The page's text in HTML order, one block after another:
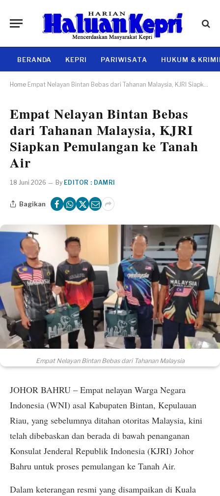
BERANDA KEPRI PARIWISATA HUKUM &
Home Empat Nelayan Bintan Bebas dari Tahanan Malaysia, KJRI Siapkan Pemulangan ke Tanah Air
Empat Nelayan Bintan Bebas
dari Tahanan Malaysia, KJRI
Siapkan Pemulangan ke Tanah
Air
18 Juni 2026 By EDITOR : DAMRI
Bagikan
Empat Nelayan Bintan Bebas dari Tahanan Malaysia
JOHOR BAHRU – Empat nelayan Warga Negara
Indonesia (WNI) asal Kabupaten Bintan, Kepulauan
Riau, yang sebelumnya ditahan otoritas Malaysia, kini
telah dibebaskan dan berada di bawah penanganan
Konsulat Jenderal Republik Indonesia (KJRI) Johor
Bahru untuk proses pemulangan ke Tanah Air.
Dalam keterangan resmi yang disampaikan di Kuala